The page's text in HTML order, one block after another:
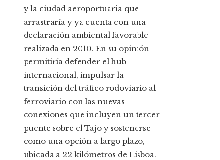
y la ciudad aeroportuaria que
arrastraría y ya cuenta con una
declaración ambiental favorable
realizada en 2010. En su opinión
permitiría defender el hub
internacional, impulsar la
transición del tráfico rodoviario al
ferroviario con las nuevas
conexiones que incluyen un tercer
puente sobre el Tajo y sostenerse
como una opción a largo plazo,
ubicada a 22 kilómetros de Lisboa.